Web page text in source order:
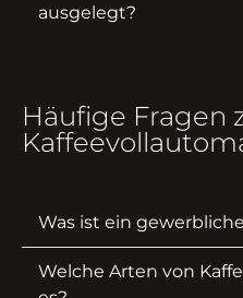
ausgelegt?
Häufige Fragen
Was ist ein
Welche Arten von